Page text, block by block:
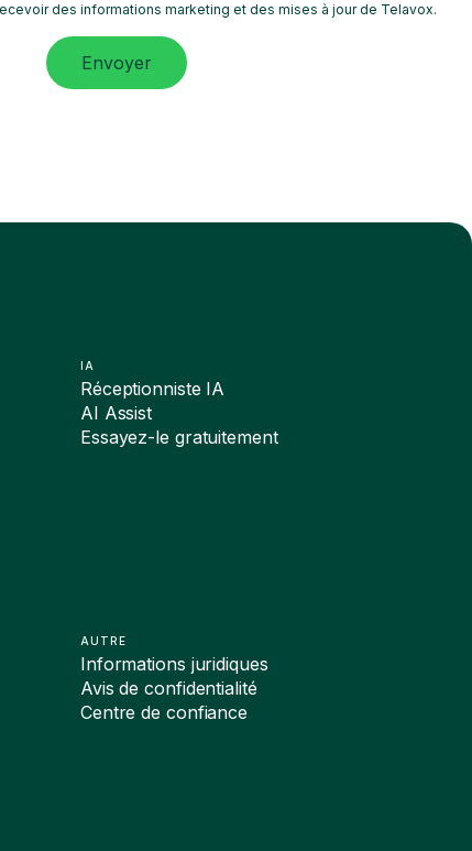
des informations marketing et des mises à jour de Telavox.
Envoyer
IA
Réceptionniste IA
AI Assist
Essayez-le gratuitement
AUTRE
Informations juridiques
Avis de confidentialité
Centre de confiance